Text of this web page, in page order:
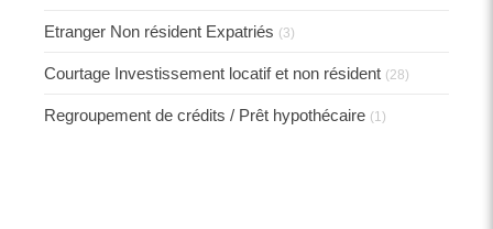
Etranger Non résident Expatriés (3)
Courtage Investissement locatif et non résident (28)
Regroupement de crédits / Prêt hypothécaire (1)